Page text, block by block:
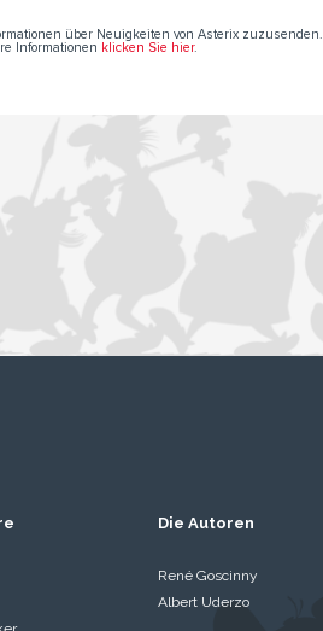
über Neuigkeiten von Asterix zuzusenden.
Informationen klicken Sie hier.
Die Autoren
René Goscinny
Albert Uderzo